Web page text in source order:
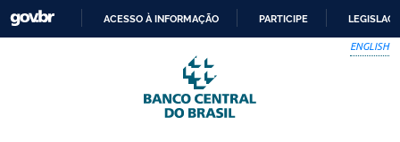
Skip to main content
PARA
O
CONTEÚDO
ACESSO À INFORMAÇÃO PARTICIPE
ENGLISH